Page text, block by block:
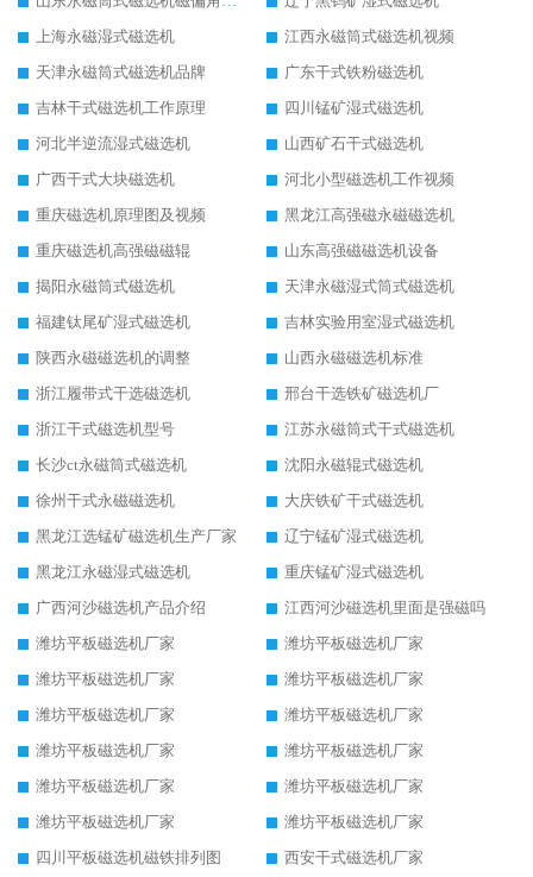
上海永磁湿式磁选机
江西永磁筒式磁选机视频
天津永磁筒式磁选机品牌
广东干式铁粉磁选机
吉林干式磁选机工作原理
四川锰矿湿式磁选机
河北半逆流湿式磁选机
山西矿石干式磁选机
广西干式大块磁选机
河北小型磁选机工作视频
重庆磁选机原理图及视频
黑龙江高强磁永磁磁选机
重庆磁选机高强磁磁辊
山东高强磁磁选机设备
揭阳永磁筒式磁选机
天津永磁湿式筒式磁选机
福建钛尾矿湿式磁选机
吉林实验用室湿式磁选机
陕西永磁磁选机的调整
山西永磁磁选机标准
浙江履带式干选磁选机
邢台干选铁矿磁选机厂
浙江干式磁选机型号
江苏永磁筒式干式磁选机
长沙ct永磁筒式磁选机
沈阳永磁辊式磁选机
徐州干式永磁磁选机
大庆铁矿干式磁选机
黑龙江选锰矿磁选机生产厂家
辽宁锰矿湿式磁选机
黑龙江永磁湿式磁选机
重庆锰矿湿式磁选机
广西河沙磁选机产品介绍
江西河沙磁选机里面是强磁吗
潍坊平板磁选机厂家
潍坊平板磁选机厂家
潍坊平板磁选机厂家
潍坊平板磁选机厂家
潍坊平板磁选机厂家
潍坊平板磁选机厂家
潍坊平板磁选机厂家
潍坊平板磁选机厂家
潍坊平板磁选机厂家
潍坊平板磁选机厂家
潍坊平板磁选机厂家
潍坊平板磁选机厂家
四川平板磁选机磁铁排列图
西安干式磁选机厂家